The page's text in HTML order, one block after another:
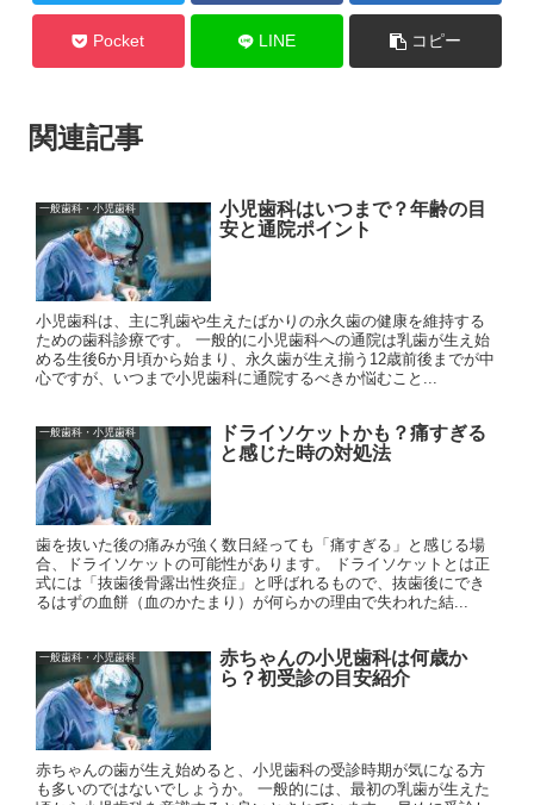
Pocket LINE コピー
関連記事
一般歯科・小児歯科
小児歯科はいつまで？年齢の目
安と通院ポイント
小児歯科は、主に乳歯や生えたばかりの永久歯の健康を維持する
ための歯科診療です。 一般的に小児歯科への通院は乳歯が生え始
める生後6か月頃から始まり、永久歯が生え揃う12歳前後までが中
心ですが、いつまで小児歯科に通院するべきか悩むこと...
一般歯科・小児歯科
ドライソケットかも？痛すぎる
と感じた時の対処法
歯を抜いた後の痛みが強く数日経っても「痛すぎる」と感じる場
合、ドライソケットの可能性があります。 ドライソケットとは正
式には「抜歯後骨露出性炎症」と呼ばれるもので、抜歯後にでき
るはずの血餅（血のかたまり）が何らかの理由で失われた結...
一般歯科・小児歯科
赤ちゃんの小児歯科は何歳か
ら？初受診の目安紹介
赤ちゃんの歯が生え始めると、小児歯科の受診時期が気になる方
も多いのではないでしょうか。 一般的には、最初の乳歯が生えた